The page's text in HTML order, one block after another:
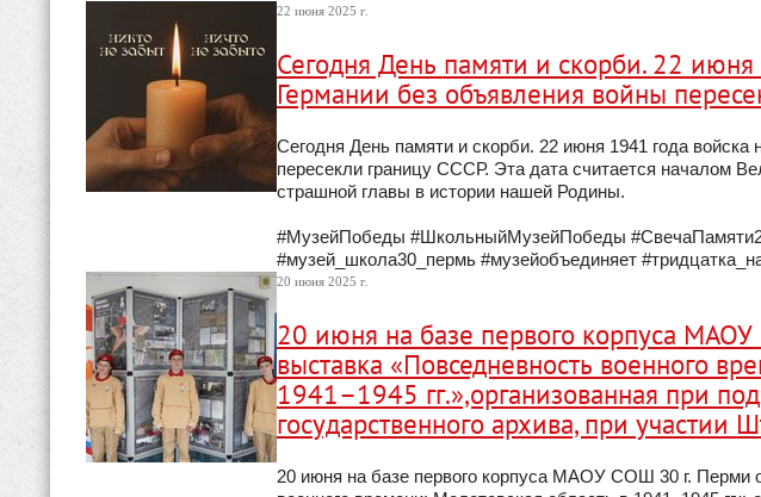
22 июня 2025 г.
Сегодня День памяти и скорби. 22
Германии без объявления войны
Сегодня День памяти и скорби. 22 июня 1941 года
пересекли границу СССР. Эта дата считается началом
страшной главы в истории нашей Родины.
#МузейПобеды #ШкольныйМузейПобеды
#музей_школа30_пермь #музейобъединяет
20 июня 2025 г.
20 июня на базе первого корпуса
выставка «Повседневность военного
1941–1945 гг.»,организованная при
государственного архива, при
20 июня на базе первого корпуса МАОУ СОШ 30 г. Перми